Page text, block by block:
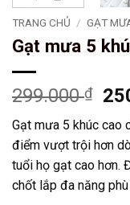
TRANG CHỦ / GẠT
Gạt mưa 5
299.000₫
Giá
là:
Gạt mưa 5 khúc cao
điểm vượt trội hơn
tuổi họ gạt cao hơn.
chốt lắp đa năng